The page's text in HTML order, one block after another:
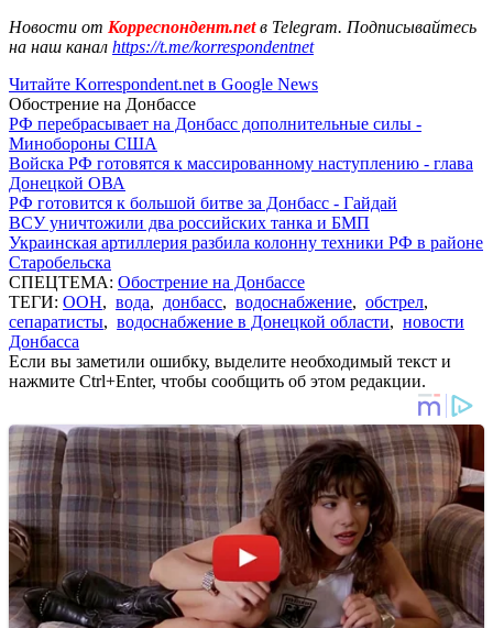
Новости от Корреспондент.netв Telegram. Подписывайтесь
на наш канал https://t.me/korrespondentnet
Читайте Korrespondent.net в Google News
Обострение на Донбассе
РФ перебрасывает на Донбасс дополнительные силы -
Минобороны США
Войска РФ готовятся к массированному наступлению - глава
Донецкой ОВА
РФ готовится к большой битве за Донбасс - Гайдай
ВСУ уничтожили два российских танка и БМП
Украинская артиллерия разбила колонну техники РФ в районе
Старобельска
СПЕЦТЕМА: Обострение на Донбассе
ТЕГИ: ООН, вода, донбасс, водоснабжение, обстрел,
сепаратисты, водоснабжение в Донецкой области, новости
Донбасса
Если вы заметили ошибку, выделите необходимый текст и
нажмите Ctrl+Enter, чтобы сообщить об этом редакции.